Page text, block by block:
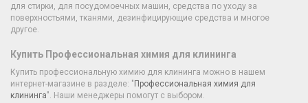
для стирки, для посудомоечных машин, средства по уходу за
поверхностьями, тканями, дезинфицирующие средства и многое
другое.
Купить Профессиональная химия для клининга
Купить профессиональную химию для клининга можно в нашем
интернет-магазине в разделе: " Профессиональная химия для
клининга". Наши менеджеры помогут с выбором.